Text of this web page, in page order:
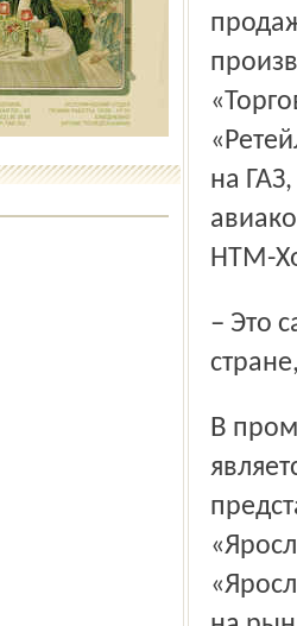
на
НТМ-
– Это самая мощная сеть розничной торговли шинами в
В промышленном секторе крупнейшим бизнесом группы